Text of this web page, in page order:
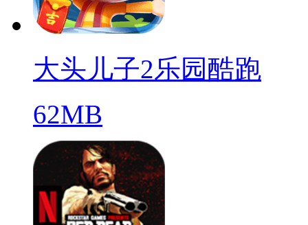
大头儿子2乐园酷跑
62MB